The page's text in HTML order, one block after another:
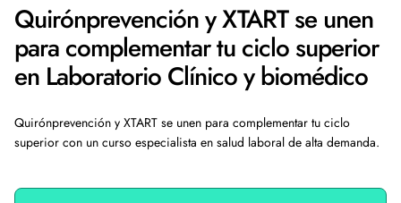
Quirónprevención y XTART se unen
para complementar tu ciclo superior
en Laboratorio Clínico y biomédico
Quirónprevención y XTART se unen para complementar tu ciclo
superior con un curso especialista en salud laboral de alta demanda.